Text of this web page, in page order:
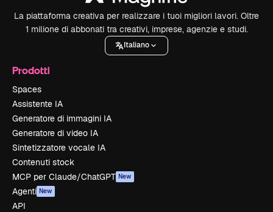
La piattaforma creativa per realizzare i tuoi migliori lavori. Oltre
1 milione di abbonati tra creativi, imprese, agenzie e studi.
Italiano
Prodotti
Spaces
Assistente IA
Generatore di immagini IA
Generatore di video IA
Sintetizzatore vocale IA
Contenuti stock
MCP per Claude/ChatGPT New
Agenti New
API